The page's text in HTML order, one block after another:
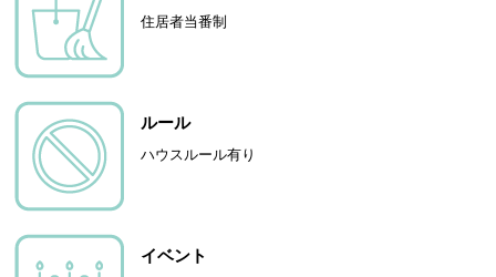
住居者当番制
ルール
ハウスルール有り
イベント